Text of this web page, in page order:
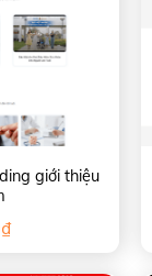
giới thiệu
₫